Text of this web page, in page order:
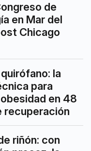
de
en Mar del
Chicago
la
para
en 48
recuperación
riñón: con